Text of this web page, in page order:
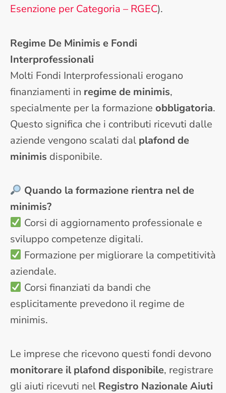
Esenzione per Categoria – RGEC).
Regime De Minimis e Fondi
Interprofessionali
Molti Fondi Interprofessionali erogano
finanziamenti in regime de minimis,
specialmente per la formazione obbligatoria.
Questo significa che i contributi ricevuti dalle
aziende vengono scalati dal plafond de
minimis disponibile.
Quando la formazione rientra nel de
minimis?
Corsi di aggiornamento professionale e
sviluppo competenze digitali.
Formazione per migliorare la competitività
aziendale.
Corsi finanziati da bandi che
esplicitamente prevedono il regime de
minimis.
Le imprese che ricevono questi fondi devono
monitorare il plafond disponibile, registrare
gli aiuti ricevuti nel Registro Nazionale Aiuti